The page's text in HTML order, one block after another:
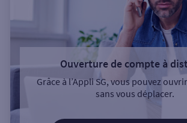
Ouverture de compte à
Grâce à l’Appli SG, vous pouvez
sans vous déplacer.